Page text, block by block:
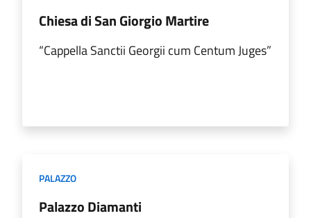
Chiesa di San Giorgio Martire
“Cappella Sanctii Georgii cum Centum Juges”
PALAZZO
Palazzo Diamanti